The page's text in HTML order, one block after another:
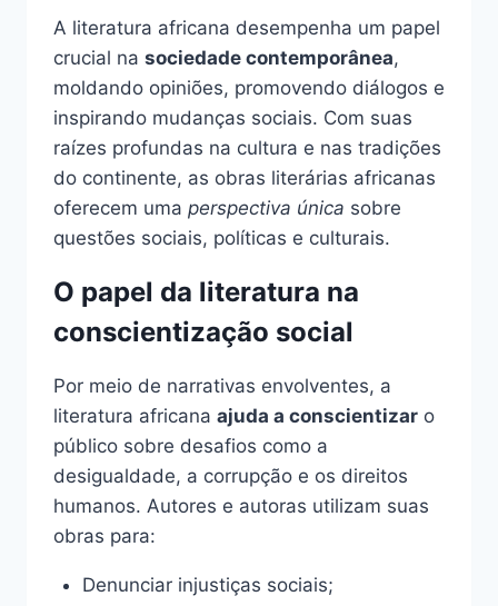
A literatura africana desempenha um papel
crucial na sociedade contemporânea,
moldando opiniões, promovendo diálogos e
inspirando mudanças sociais. Com suas
raízes profundas na cultura e nas tradições
do continente, as obras literárias africanas
oferecem uma perspectiva única sobre
questões sociais, políticas e culturais.
O papel da literatura na
conscientização social
Por meio de narrativas envolventes, a
literatura africana ajuda a conscientizar o
público sobre desafios como a
desigualdade, a corrupção e os direitos
humanos. Autores e autoras utilizam suas
obras para:
Denunciar injustiças sociais;